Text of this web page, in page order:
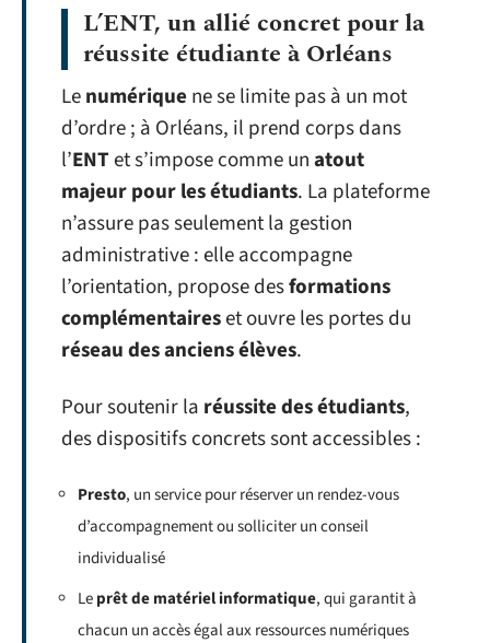
L’ENT, un allié concret pour la
réussite étudiante à Orléans
Lenumérique ne se limite pas à un mot
d’ordre ; à Orléans, il prend corps dans
l’ENTet s’impose comme unatout
majeur pour les étudiants. La plateforme
n’assure pas seulement la gestion
administrative : elle accompagne
l’orientation, propose desformations
complémentaireset ouvre les portes du
réseau des anciens élèves.
Pour soutenir la réussite des étudiants,
des dispositifs concrets sont accessibles :
Presto, un service pour réserver un rendez-vous
d’accompagnement ou solliciter un conseil
individualisé
Leprêt de matériel informatique, qui garantit à
chacun un accès égal aux ressources numériques